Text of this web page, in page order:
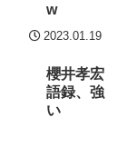
w
2023.01.19
櫻井孝宏
語録、強
い